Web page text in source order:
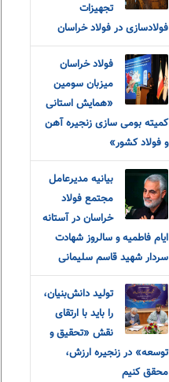
تجهیزات
فولادسازی در فولاد خراسان
فولاد خراسان
میزبان سومین
«همایش استانی
کمیته بومی سازی زنجیره آهن
و فولاد کشور»
بیانیه مدیرعامل
مجتمع فولاد
خراسان در آستانه
ایام فاطمیه و سالروز شهادت
سردار شهید قاسم سلیمانی
تولید دانش‌بنیان،
را باید با ارتقای
نقش «تحقیق و‌
توسعه» در زنجیره ارزش،
محقق کنیم